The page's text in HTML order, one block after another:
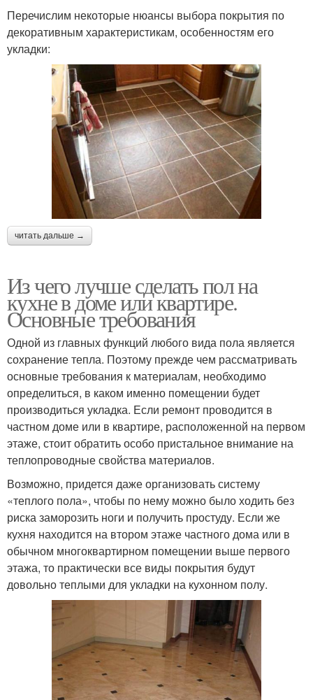
Перечислим некоторые нюансы выбора покрытия по
декоративным характеристикам, особенностям его
укладки:
читать дальше →
Из чего лучше сделать пол на
кухне в доме или квартире.
Основные требования
Одной из главных функций любого вида пола является
сохранение тепла. Поэтому прежде чем рассматривать
основные требования к материалам, необходимо
определиться, в каком именно помещении будет
производиться укладка. Если ремонт проводится в
частном доме или в квартире, расположенной на первом
этаже, стоит обратить особо пристальное внимание на
теплопроводные свойства материалов.
Возможно, придется даже организовать систему
«теплого пола», чтобы по нему можно было ходить без
риска заморозить ноги и получить простуду. Если же
кухня находится на втором этаже частного дома или в
обычном многоквартирном помещении выше первого
этажа, то практически все виды покрытия будут
довольно теплыми для укладки на кухонном полу.